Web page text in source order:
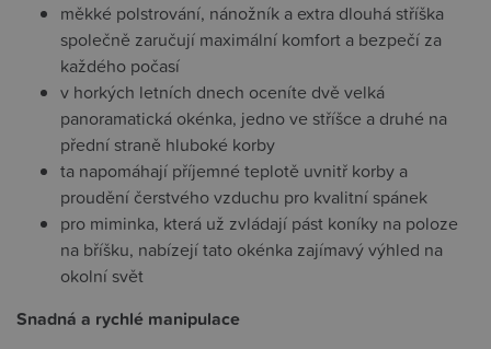
měkké polstrování, nánožník a extra dlouhá stříška
společně zaručují maximální komfort a bezpečí za
každého počasí
v horkých letních dnech oceníte dvě velká
panoramatická okénka, jedno ve stříšce a druhé na
přední straně hluboké korby
ta napomáhají příjemné teplotě uvnitř korby a
proudění čerstvého vzduchu pro kvalitní spánek
pro miminka, která už zvládají pást koníky na poloze
na bříšku, nabízejí tato okénka zajímavý výhled na
okolní svět
Snadná a rychlé manipulace